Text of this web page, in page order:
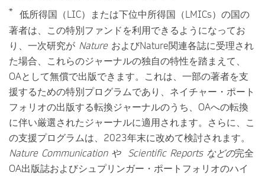
* 低所得国（LIC）または下位中所得国（LMICs）の国の
著者は、この特別ファンドを利用できるようになってお
り、一次研究が Nature およびNature関連各誌に受理され
た場合、これらのジャーナルの独自の特性を踏まえて、
OAとして無償で出版できます。これは、一部の著者を支
援するための特別プログラムであり、ネイチャー・ポート
フォリオの出版する転換ジャーナルのうち、OAへの転換
に伴い厳選されたジャーナルに適用されます。さらに、こ
の支援プログラムは、2023年末に改めて検討されます。
Nature Communication や Scientific Reports などの完全
OA出版誌およびシュプリンガー・ポートフォリオのハイ